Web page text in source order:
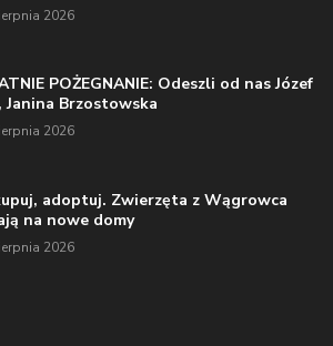
2026
POŻEGNANIE: Odeszli od nas Józef
Janina Brzostowska
2026
adoptuj. Zwierzęta z Wągrowca
na nowe domy
2026